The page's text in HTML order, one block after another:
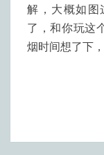
解，大概如
了，和你玩这
烟时间想了下